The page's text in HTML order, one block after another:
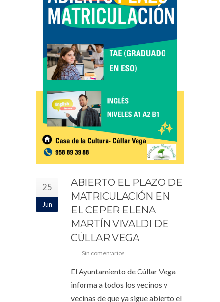
25
Jun
ABIERTO EL PLAZO DE
MATRICULACIÓN EN
EL CEPER ELENA
MARTÍN VIVALDI DE
CÚLLAR VEGA
Sin comentarios
El Ayuntamiento de Cúllar Vega
informa a todos los vecinos y
vecinas de que ya sigue abierto el